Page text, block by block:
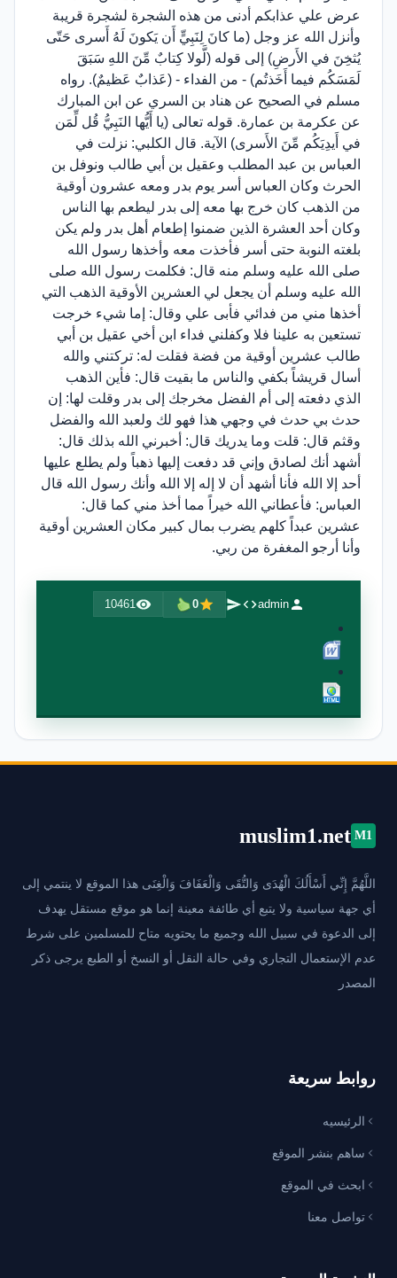
عرض علي عذابكم أدنى من هذه الشجرة لشجرة قريبة
وأنزل الله عز وجل (ما كانَ لِنَبِيٍّ أَن يَكونَ لَهُ أَسرى حَتّى
يُثخِنَ في الأَرضِ) إلى قوله (لَّولا كِتابٌ مِّنَ اللهِ سَبَقَ
لَمَسَكُم فيما أَخَذتُم) - من الفداء - (عَذابٌ عَظيمٌ). رواه
مسلم في الصحيح عن هناد بن السري عن ابن المبارك
عن عكرمة بن عمارة. قوله تعالى (يا أَيُّها النَبِيُّ قُل لِّمَن
في أَيدِيَكُم مِّنَ الأَسرى) الآية. قال الكلبي: نزلت في
العباس بن عبد المطلب وعقيل بن أبي طالب ونوفل بن
الحرث وكان العباس أسر يوم بدر ومعه عشرون أوقية
من الذهب كان خرج بها معه إلى بدر ليطعم بها الناس
وكان أحد العشرة الذين ضمنوا إطعام أهل بدر ولم يكن
بلغته النوبة حتى أسر فأخذت معه وأخذها رسول الله
صلى الله عليه وسلم منه قال: فكلمت رسول الله صلى
الله عليه وسلم أن يجعل لي العشرين الأوقية الذهب التي
أخذها مني من فدائي فأبى علي وقال: إما شيء خرجت
تستعين به علينا فلا وكفلني فداء ابن أخي عقيل بن أبي
طالب عشرين أوقية من فضة فقلت له: تركتني والله
أسال قريشاً بكفي والناس ما بقيت قال: فأين الذهب
الذي دفعته إلى أم الفضل مخرجك إلى بدر وقلت لها: إن
حدث بي حدث في وجهي هذا فهو لك ولعبد الله والفضل
وقثم قال: قلت وما يدريك قال: أخبرني الله بذلك قال:
أشهد أنك لصادق وإني قد دفعت إليها ذهباً ولم يطلع عليها
أحد إلا الله فأنا أشهد أن لا إله إلا الله وأنك رسول الله قال
العباس: فأعطاني الله خيراً مما أخذ مني كما قال:
عشرين عبداً كلهم يضرب بمال كبير مكان العشرين أوقية
وأنا أرجو المغفرة من ربي.
admin
0
10461
M1
muslim1.net
اللَّهُمَّ إِنِّي أَسْأَلُكَ الْهُدَى وَالتُّقَى وَالْعَفَافَ وَالْغِنَى هذا الموقع لا ينتمي إلى
أي جهة سياسية ولا يتبع أي طائفة معينة إنما هو موقع مستقل يهدف
إلى الدعوة في سبيل الله وجميع ما يحتويه متاح للمسلمين على شرط
عدم الإستعمال التجاري وفي حالة النقل أو النسخ أو الطبع يرجى ذكر
المصدر
روابط سريعة
الرئيسيه
ساهم بنشر الموقع
ابحث في الموقع
تواصل معنا